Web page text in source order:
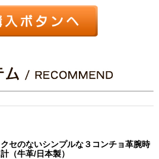
クセのないシンプルな３コンチョ革腕時
計（牛革/日本製）